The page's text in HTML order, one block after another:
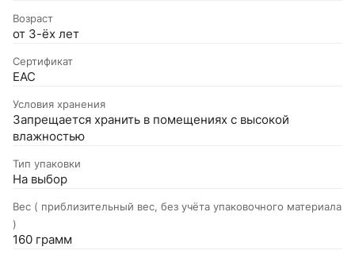
Возраст
от 3-ёх лет
Сертификат
EAC
Условия хранения
Запрещается хранить в помещениях с высокой
влажностью
Тип упаковки
На выбор
Вес ( приблизительный вес, без учёта упаковочного материала
)
160 грамм